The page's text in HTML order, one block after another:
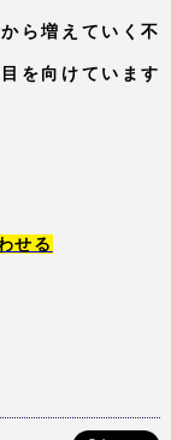
ら増えていく不
を向けています
せる